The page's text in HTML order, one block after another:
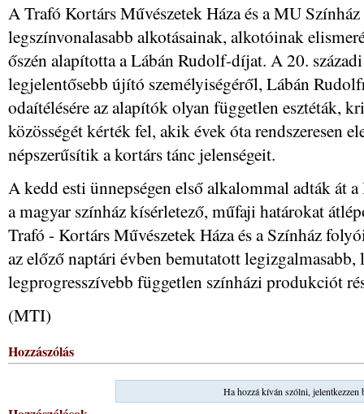
A Trafó Kortárs Művészetek Háza és a MU
legszínvonalasabb alkotásainak, alkotóinak
őszén alapította a Lábán Rudolf-díjat. A 20.
legjelentősebb újító személyiségéről, Lábán
odaítélésére az alapítók olyan független esztéták,
közösségét kérték fel, akik évek óta rendszeresen
népszerűsítik a kortárs tánc jelenségeit.
A kedd esti ünnepségen első alkalommal adták át
a magyar színház kísérletező, műfaji határokat
Trafó - Kortárs Művészetek Háza és a Színház
az előző naptári évben bemutatott
legprogresszívebb független színházi produkciót
(MTI)
Hozzászólás
Ha hozzá kíván szólni, jelentkezzen